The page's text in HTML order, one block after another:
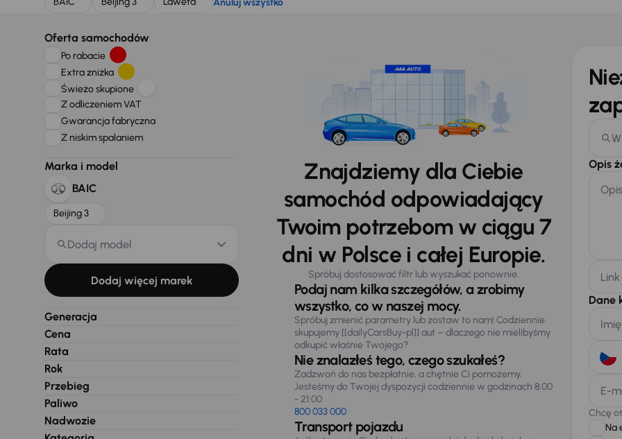
Oferta samochodów
Po rabacie
Extra zniżka
Świeżo skupione
Z odliczeniem VAT
Gwarancja fabryczna
Z niskim spalaniem
Marka i model
BAIC
Beijing 3
Dodaj model
Dodaj więcej marek
Generacja
Cena
Rata
Rok
Przebieg
Paliwo
Nadwozie
Znajdziemy dla Ciebie
samochód odpowiadający
Twoim potrzebom w ciągu 7
dni w Polsce i całej Europie.
Spróbuj dostosować filtr lub wyszukać ponownie.
Podaj nam kilka szczegółów, a zrobimy
wszystko, co w naszej mocy.
Spróbuj zmienić parametry lub zostaw to nam! Codziennie
skupujemy [[dailyCarsBuy-pl]] aut – dlaczego nie mielibyśmy
odkupić właśnie Twojego?
Nie znalazłeś tego, czego szukałeś?
Zadzwoń do nas bezpłatnie, a chętnie Ci pomożemy.
Jesteśmy do Twojej dyspozycji codziennie w godzinach 8:00
- 21:00
800 033 000
Transport pojazdu
Opis
Dane
E-
Chcę
Na